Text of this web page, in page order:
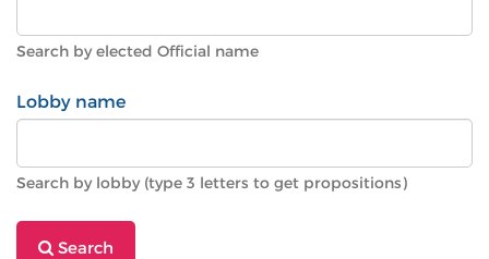
Search by elected Official name
Lobby name
Search by lobby (type 3 letters to get propositions)
Search